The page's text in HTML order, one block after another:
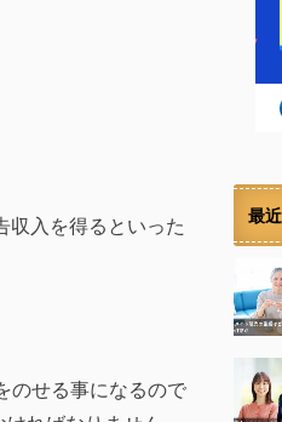
収入を得るといった
のせる事になるので
最